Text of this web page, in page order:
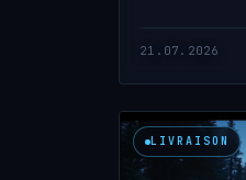
21.07.2026
LIVRAISON